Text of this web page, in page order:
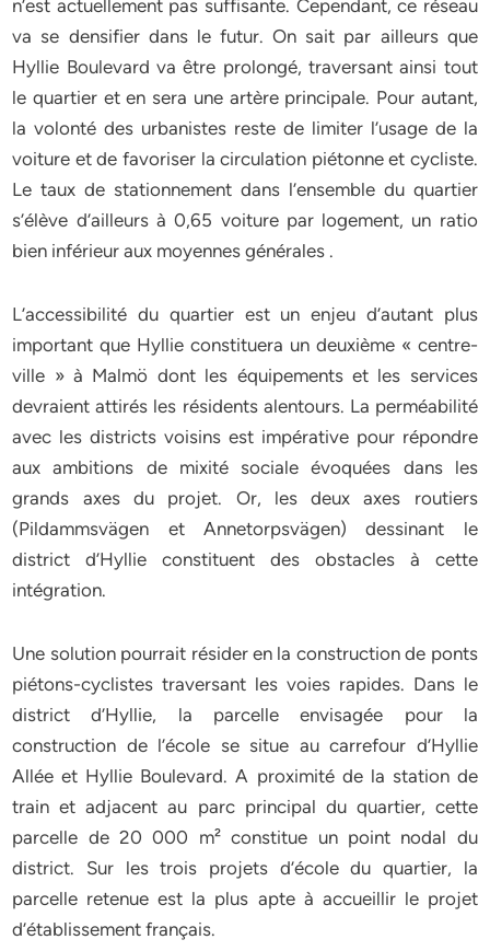
n’est actuellement pas suffisante. Cependant, ce réseau
va se densifier dans le futur. On sait par ailleurs que
Hyllie Boulevard va être prolongé, traversant ainsi tout
le quartier et en sera une artère principale. Pour autant,
la volonté des urbanistes reste de limiter l’usage de la
voiture et de favoriser la circulation piétonne et cycliste.
Le taux de stationnement dans l’ensemble du quartier
s’élève d’ailleurs à 0,65 voiture par logement, un ratio
bien inférieur aux moyennes générales .
L’accessibilité du quartier est un enjeu d’autant plus
important que Hyllie constituera un deuxième « centre-
ville » à Malmö dont les équipements et les services
devraient attirés les résidents alentours. La perméabilité
avec les districts voisins est impérative pour répondre
aux ambitions de mixité sociale évoquées dans les
grands axes du projet. Or, les deux axes routiers
(Pildammsvägen et Annetorpsvägen) dessinant le
district d’Hyllie constituent des obstacles à cette
intégration.
Une solution pourrait résider en la construction de ponts
piétons-cyclistes traversant les voies rapides. Dans le
district d’Hyllie, la parcelle envisagée pour la
construction de l’école se situe au carrefour d’Hyllie
Allée et Hyllie Boulevard. A proximité de la station de
train et adjacent au parc principal du quartier, cette
parcelle de 20 000 m² constitue un point nodal du
district. Sur les trois projets d’école du quartier, la
parcelle retenue est la plus apte à accueillir le projet
d’établissement français.